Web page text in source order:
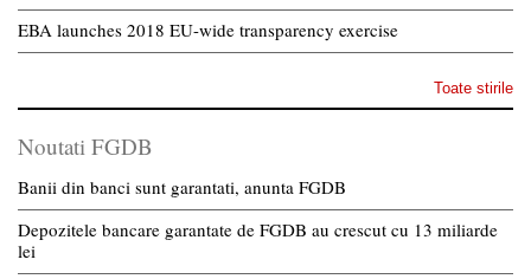
EBA launches 2018 EU-wide transparency exercise
Toate stirile
Noutati FGDB
Banii din banci sunt garantati, anunta FGDB
Depozitele bancare garantate de FGDB au crescut cu 13 miliarde
lei